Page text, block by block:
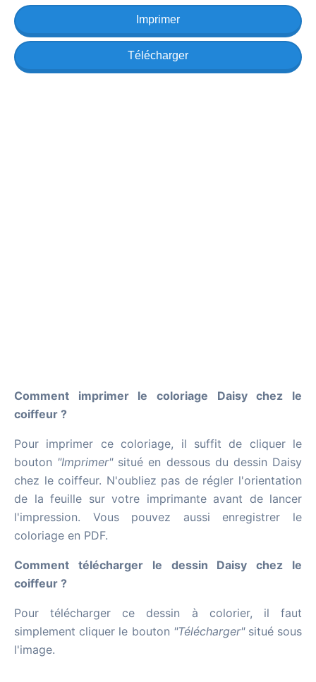
Imprimer
Télécharger
Comment imprimer le coloriage Daisy chez le
coiffeur ?
Pour imprimer ce coloriage, il suffit de cliquer le
bouton "Imprimer"situé en dessous du dessin Daisy
chez le coiffeur. N'oubliez pas de régler l'orientation
de la feuille sur votre imprimante avant de lancer
l'impression. Vous pouvez aussi enregistrer le
coloriage en PDF.
Comment télécharger le dessin Daisy chez le
coiffeur ?
Pour télécharger ce dessin à colorier, il faut
simplement cliquer le bouton "Télécharger"situé sous
l'image.